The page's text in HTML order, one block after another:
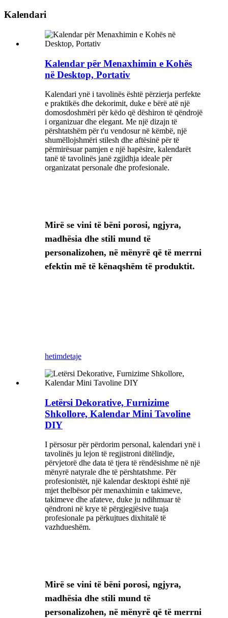
Kalendari
Kalendar për Menaxhimin e Kohës
në Desktop, Portativ
Kalendari ynë i tavolinës është përzierja perfekte
e praktikës dhe dekorimit, duke e bërë atë një
domosdoshmëri për këdo që dëshiron të qëndrojë
i organizuar dhe elegant. Me një dizajn të
përshtatshëm për t'u vendosur në këmbë, një
shumëllojshmëri stilesh dhe aftësinë për të
përmirësuar pamjen e një hapësire, kalendarët
tanë të tavolinës janë zgjidhja ideale për
organizatat personale dhe profesionale.
Mirë se vini të bëni porosi, ngjyra,
madhësia dhe stili mund të
personalizohen, në mënyrë që të merrni
efektin më të kënaqshëm të produktit.
hetimdetaje
Letërsi Dekorative, Furnizime
Shkollore, Kalendar Mini Tavoline
DIY
I përsosur për përdorim personal, kalendari ynë i
tavolinës ju lejon të regjistroni ditëlindje,
përvjetorë dhe data të tjera të rëndësishme në një
mënyrë natyrale dhe të përshtatshme. Për
profesionistët, një kalendar desktopi është një
mjet thelbësor për menaxhimin e takimeve,
takimeve dhe afateve, duke ju ndihmuar të
qëndroni në krye të përgjegjësive tuaja
profesionale pa përkujtues dixhitalë të
vazhdueshëm.
Mirë se vini të bëni porosi, ngjyra,
madhësia dhe stili mund të
personalizohen, në mënyrë që të merrni